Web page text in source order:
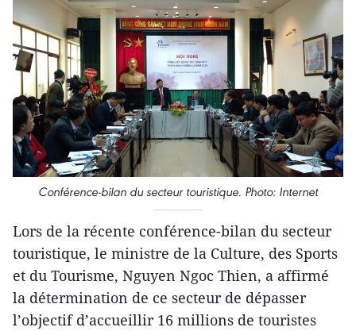
Conférence-bilan du secteur touristique. Photo: Internet
Lors de la récente conférence-bilan du secteur
touristique, le ministre de la Culture, des Sports
et du Tourisme, Nguyen Ngoc Thien, a affirmé
la détermination de ce secteur de dépasser
l’objectif d’accueillir 16 millions de touristes